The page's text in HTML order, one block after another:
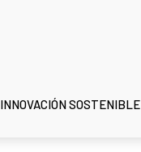
INNOVACIÓN SOSTENIBLE